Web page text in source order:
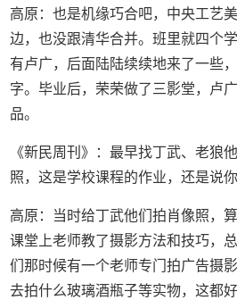
高原：也是机缘巧合吧，中央工艺
边，也没跟清华合并。班里就四个
有卢广，后面陆陆续续地来了一些
字。毕业后，荣荣做了三影堂，卢
品。
《新民周刊》：最早找丁武、老狼
照，这是学校课程的作业，还是说
高原：当时给丁武他们拍肖像照，
课堂上老师教了摄影方法和技巧，
们那时候有一个老师专门拍广告摄
去拍什么玻璃酒瓶子等实物，这都